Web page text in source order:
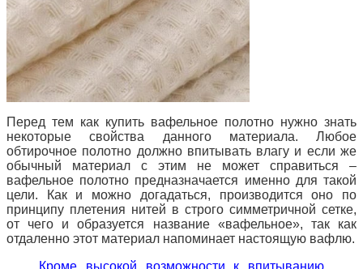
Перед тем как купить вафельное полотно нужно знать
некоторые свойства данного материала. Любое
обтирочное полотно должно впитывать влагу и если же
обычный материал с этим не может справиться –
вафельное полотно предназначается именно для такой
цели. Как и можно догадаться, производится оно по
принципу плетения нитей в строго симметричной сетке,
от чего и образуется название «вафельное», так как
отдаленно этот материал напоминает настоящую вафлю.
Кроме высокой возможности к впитыванию